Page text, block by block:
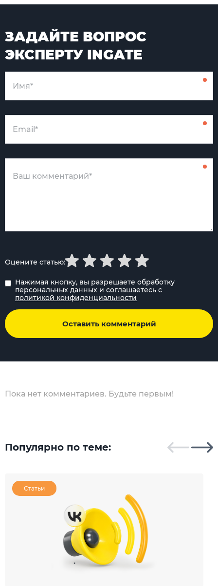
ЗАДАЙТЕ ВОПРОС
ЭКСПЕРТУ INGATE
Нажимая кнопку, вы разрешаете обработку
персональных данных и соглашаетесь с
политикой конфиденциальности
Оставить комментарий
Оцените статью:
Пока нет комментариев. Будьте первым!
Популярно по теме:
Статьи